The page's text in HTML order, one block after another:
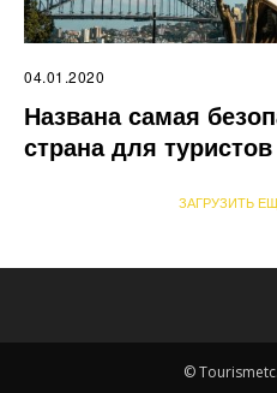
04.01.2020
Названа самая
страна для туристов
ЗАГРУЗИТЬ
©